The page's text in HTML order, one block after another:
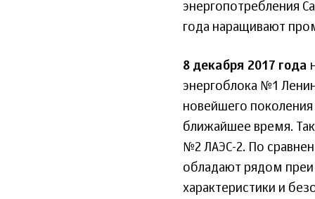
энергопотребления
года наращивают
8 декабря 2017 года
энергоблока №1
новейшего поколения
ближайшее время.
№2 ЛАЭС-2. По
обладают рядом
характеристики и